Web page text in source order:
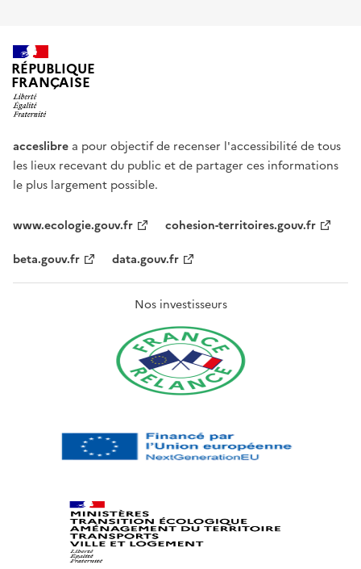
RÉPUBLIQUE
FRANÇAISE
acceslibre a pour objectif de recenser l'accessibilité de tous
les lieux recevant du public et de partager ces informations
le plus largement possible.
www.ecologie.gouv.fr
cohesion-territoires.gouv.fr
beta.gouv.fr
data.gouv.fr
Nos investisseurs